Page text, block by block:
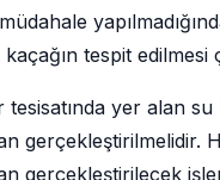
tespit
tesisatında yer alan
gerçekleştirilmelidir.
gerçekleştirilecek